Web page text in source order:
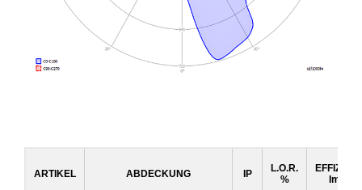
ARTIKEL ABDECKUNG IP
L.O.R.
%
EFFIZIENZ
Im/w